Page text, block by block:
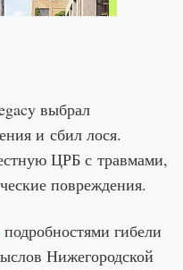
выбрал
и сбил лося.
ЦРБ с травмами,
повреждения.
подробностями гибели
Нижегородской